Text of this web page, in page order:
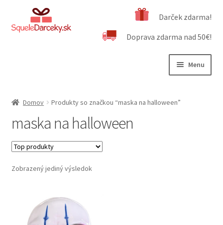
Preskočiť
na
Preskočiť
na
Darček zdarma!
Doprava zdarma nad 50€!
Menu
Dôležité informácie
Obchodné podmienky
Kontakt
Domov Produkty so značkou “maska na halloween”
maska na halloween
Zobrazený jediný výsledok